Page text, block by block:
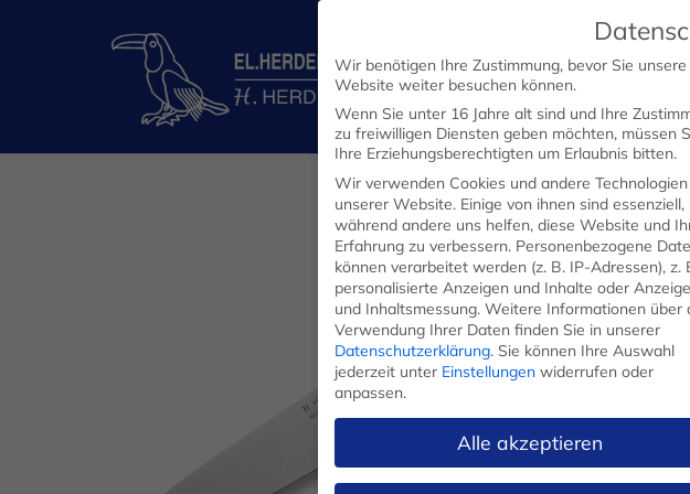
Wir benötigen Ihre Zustimmung, bevor Sie unsere
Website weiter besuchen können.
Wenn Sie unter 16 Jahre alt sind und Ihre
zu freiwilligen Diensten geben möchten, müssen
Ihre Erziehungsberechtigten um Erlaubnis bitten.
Wir verwenden Cookies und andere
unserer Website. Einige von ihnen sind essenziell,
während andere uns helfen, diese Website und
Erfahrung zu verbessern. Personenbezogene
können verarbeitet werden (z. B. IP-Adressen), z.
personalisierte Anzeigen und Inhalte oder
und Inhaltsmessung. Weitere Informationen über
Verwendung Ihrer Daten finden Sie in unserer
Datenschutzerklärung. Sie können Ihre Auswahl
jederzeit unter Einstellungen widerrufen oder
anpassen.
Alle akzeptieren